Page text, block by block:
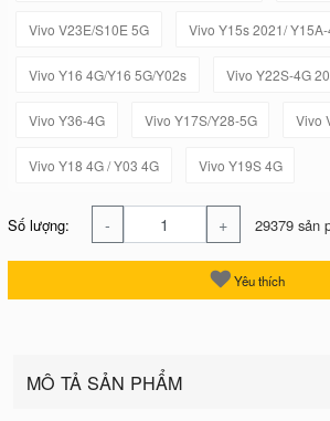
Vivo V23E/S10E 5G Vivo Y15s 2021/
Vivo Y16 4G/Y16 5G/Y02s Vivo Y22S-4G
Vivo Y36-4G Vivo Y17S/Y28-5G Vivo
Vivo Y18 4G / Y03 4G Vivo Y19S 4G
Số lượng: - + 29379 sản
Yêu thích
MÔ TẢ SẢN PHẨM